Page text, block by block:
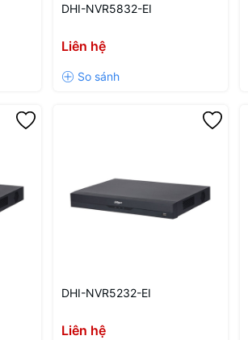
DHI-NVR5832-EI
Liên hệ
DHI-NVR5232-EI
Liên hệ